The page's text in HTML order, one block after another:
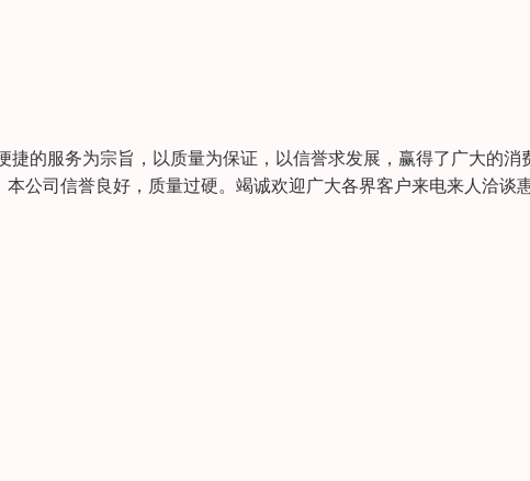
的服务为宗旨，以质量为保证，以信誉求发展，赢得了广大的消
公司信誉良好，质量过硬。竭诚欢迎广大各界客户来电来人洽谈